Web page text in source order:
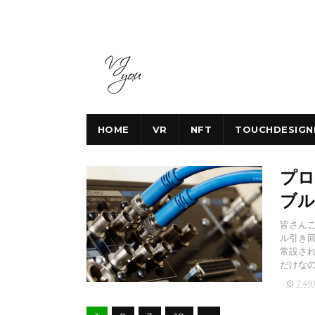
HOME VR NFT
プ
ブ
皆さん
ル引き
常設さ
だけな
7:49